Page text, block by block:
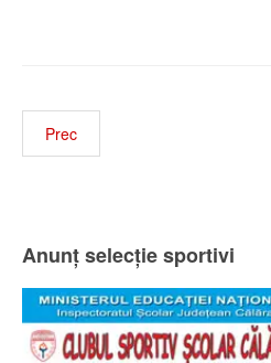
Prec
Anunț selecție sportivi